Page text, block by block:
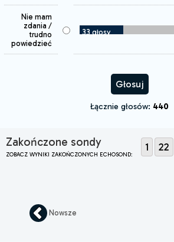
Nie mam
zdania /
trudno
powiedzieć
33 głosy
Łącznie głosów: 440
Zakończone sondy
ZOBACZ WYNIKI ZAKOŃCZONYCH ECHOSOND:
1 22
Nowsze